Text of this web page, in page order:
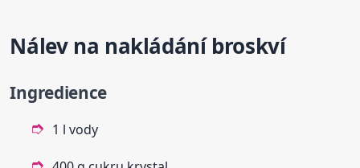
Nálev na nakládáníbroskví
Ingredience
1 l vody